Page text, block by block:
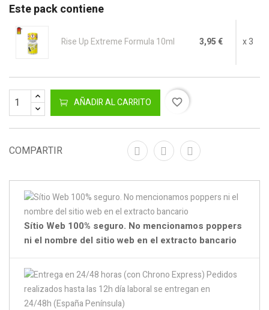
Este pack contiene
Rise Up Extreme Formula 10ml 3,95 € x 3
AÑADIR AL CARRITO favorite_border
COMPARTIR
Sítio Web 100% seguro. No mencionamos poppers
ni el nombre del sitio web en el extracto bancario